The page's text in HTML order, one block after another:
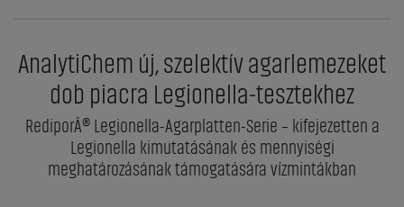
AnalytiChem új, szelektív agarlemezeket
dob piacra Legionella-tesztekhez
RediporÂ® Legionella-Agarplatten-Serie – kifejezetten a
Legionella kimutatásának és mennyiségi
meghatározásának támogatására vízmintákban